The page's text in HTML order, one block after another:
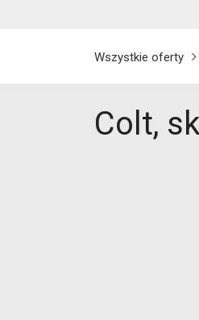
Wszystkie oferty
Colt,